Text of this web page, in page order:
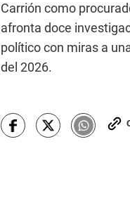
Carrión como
afronta doce
político con miras a
del 2026.